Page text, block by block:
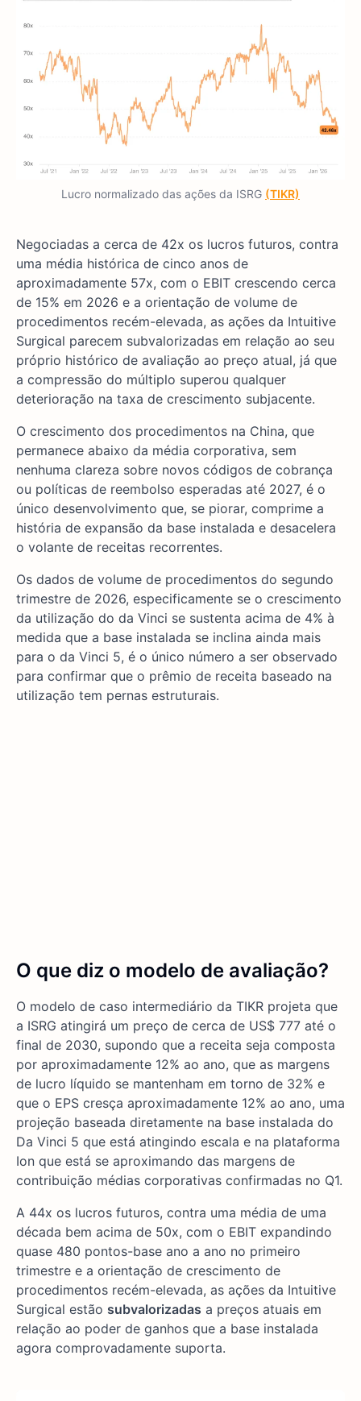
Lucro normalizado das ações da ISRG (TIKR)
Negociadas a cerca de 42x os lucros futuros, contra
uma média histórica de cinco anos de
aproximadamente 57x, com o EBIT crescendo cerca
de 15% em 2026 e a orientação de volume de
procedimentos recém-elevada, as ações da Intuitive
Surgical parecem subvalorizadas em relação ao seu
próprio histórico de avaliação ao preço atual, já que
a compressão do múltiplo superou qualquer
deterioração na taxa de crescimento subjacente.
O crescimento dos procedimentos na China, que
permanece abaixo da média corporativa, sem
nenhuma clareza sobre novos códigos de cobrança
ou políticas de reembolso esperadas até 2027, é o
único desenvolvimento que, se piorar, comprime a
história de expansão da base instalada e desacelera
o volante de receitas recorrentes.
Os dados de volume de procedimentos do segundo
trimestre de 2026, especificamente se o crescimento
da utilização do da Vinci se sustenta acima de 4% à
medida que a base instalada se inclina ainda mais
para o da Vinci 5, é o único número a ser observado
para confirmar que o prêmio de receita baseado na
utilização tem pernas estruturais.
O que diz o modelo de avaliação?
O modelo de caso intermediário da TIKR projeta que
a ISRG atingirá um preço de cerca de US$ 777 até o
final de 2030, supondo que a receita seja composta
por aproximadamente 12% ao ano, que as margens
de lucro líquido se mantenham em torno de 32% e
que o EPS cresça aproximadamente 12% ao ano, uma
projeção baseada diretamente na base instalada do
Da Vinci 5 que está atingindo escala e na plataforma
Ion que está se aproximando das margens de
contribuição médias corporativas confirmadas no Q1.
A 44x os lucros futuros, contra uma média de uma
década bem acima de 50x, com o EBIT expandindo
quase 480 pontos-base ano a ano no primeiro
trimestre e a orientação de crescimento de
procedimentos recém-elevada, as ações da Intuitive
Surgical estão subvalorizadas a preços atuais em
relação ao poder de ganhos que a base instalada
agora comprovadamente suporta.